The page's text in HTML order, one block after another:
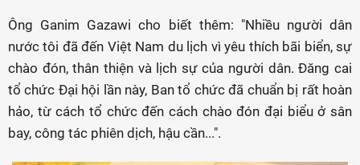
Ông Ganim Gazawi cho biết thêm: "Nhiều người dân
nước tôi đã đến Việt Nam du lịch vì yêu thích bãi biển, sự
chào đón, thân thiện và lịch sự của người dân. Đăng cai
tổ chức Đại hội lần này, Ban tổ chức đã chuẩn bị rất hoàn
hảo, từ cách tổ chức đến cách chào đón đại biểu ở sân
bay, công tác phiên dịch, hậu cần...".